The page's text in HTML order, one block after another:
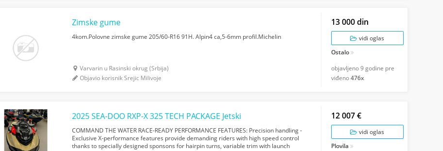
Zimske gume
4kom.Polovne zimske gume 205/60-R16 91H. Alpin4 ca,5-6mm profil.Michelin
Varvarin u Rasinski okrug (Srbija)
Objavio korisnik Srejic Milivoje
13 000 din
vidi oglas
Ostalo
objavljeno9 godine pre
viđeno476x
2025 SEA-DOO RXP-X 325 TECH PACKAGE Jetski
COMMAND THE WATER RACE-READY PERFORMANCE FEATURES: Precision handling -
Exclusive X-performance features provide demanding riders with high speed control
thanks to specially designed sponsons for hairpin turns, variable trim with launch
12 007 €
vidi oglas
Plovila